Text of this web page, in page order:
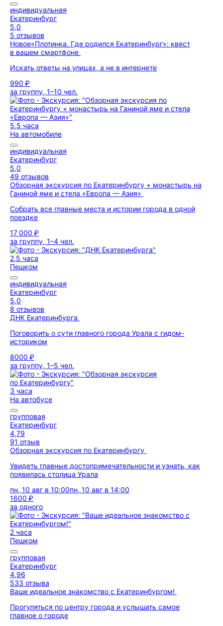
индивидуальная
Екатеринбург
5,0
5 отзывов
Новое«Плотинка. Где родился Екатеринбург»: квест
в вашем смартфоне
Искать ответы на улицах, а не в интернете
990 ₽
за группу, 1–10 чел.
5,5 часа
На автомобиле
индивидуальная
Екатеринбург
5,0
49 отзывов
Обзорная экскурсия по Екатеринбургу + монастырь на
Ганиной яме и стела «Европа — Азия»
Собрать все главные места и истории города в одной
поездке
17 000 ₽
за группу, 1–4 чел.
2,5 часа
Пешком
индивидуальная
Екатеринбург
5,0
8 отзывов
ДНК Екатеринбурга
Поговорить о сути главного города Урала с гидом-
историком
8000 ₽
за группу, 1–5 чел.
3 часа
На автобусе
групповая
Екатеринбург
4,79
91 отзыв
Обзорная экскурсия по Екатеринбургу
Увидеть главные достопримечательности и узнать, как
появилась столица Урала
пн, 10 авг в 10:00пн, 10 авг в 14:00
1600 ₽
за одного
2 часа
Пешком
групповая
Екатеринбург
4,96
533 отзыва
Ваше идеальное знакомство с Екатеринбургом!
Прогуляться по центру города и услышать самое
главное о городе